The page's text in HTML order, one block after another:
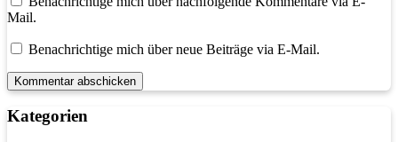
Mail.
Benachrichtige mich über neue Beiträge via E-Mail.
Kategorien